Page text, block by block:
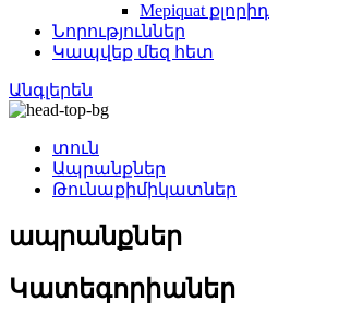
Mepiquat քլորիդ
Նորություններ
Կապվեք մեզ հետ
Անգլերեն
տուն
Ապրանքներ
Թունաքիմիկատներ
ապրանքներ
Կատեգորիաներ